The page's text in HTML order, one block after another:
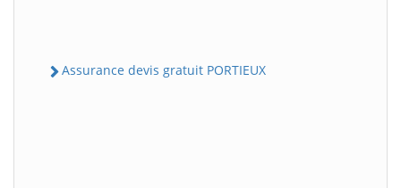
Assurance devis gratuit PORTIEUX